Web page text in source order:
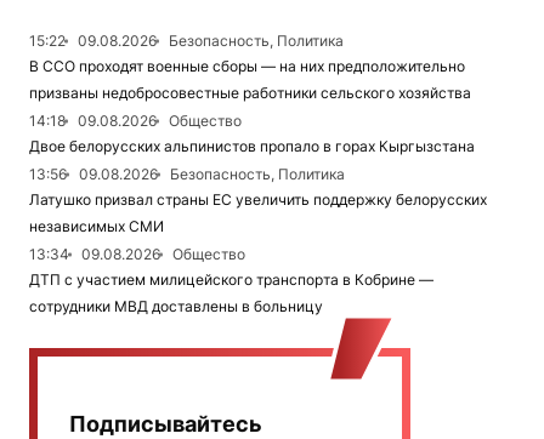
15:22 09.08.2026
Безопасность, Политика
В ССО проходят военные сборы — на них предположительно
призваны недобросовестные работники сельского хозяйства
14:18
09.08.2026
Общество
Двое белорусских альпинистов пропало в горах Кыргызстана
13:56
09.08.2026
Безопасность, Политика
Латушко призвал страны ЕС увеличить поддержку белорусских
независимых СМИ
13:34
09.08.2026
Общество
ДТП с участием милицейского транспорта в Кобрине —
сотрудники МВД доставлены в больницу
Подписывайтесь